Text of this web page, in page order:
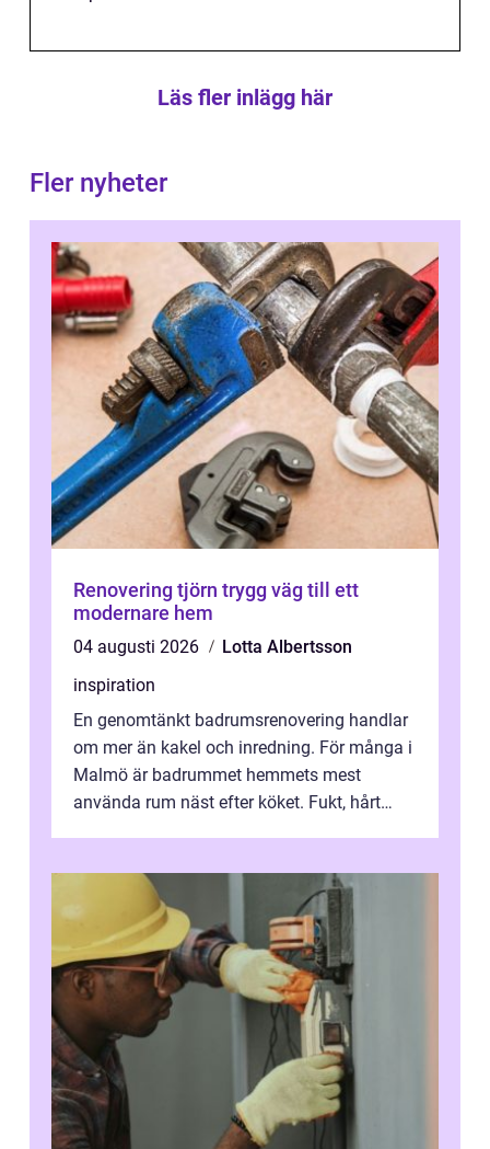
Läs fler inlägg här
Fler nyheter
Renovering tjörn trygg väg till ett
modernare hem
04 augusti 2026
Lotta Albertsson
inspiration
En genomtänkt badrumsrenovering handlar
om mer än kakel och inredning. För många i
Malmö är badrummet hemmets mest
använda rum näst efter köket. Fukt, hårt